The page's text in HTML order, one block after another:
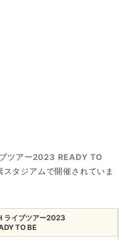
ツアー2023 READY TO
タジアムで開催されていま
ライブツアー2023
TO BE